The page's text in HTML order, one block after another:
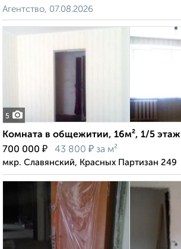
Агентство, 07.08.2026
5
Комната в общежитии, 16м², 1/5 этаж
700 000 ₽ 43 800 ₽ за м²
мкр. Славянский, Красных Партизан 249